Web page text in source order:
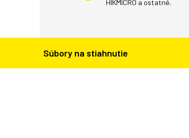
HIKMICRO a ostatné.
Súbory na stiahnutie